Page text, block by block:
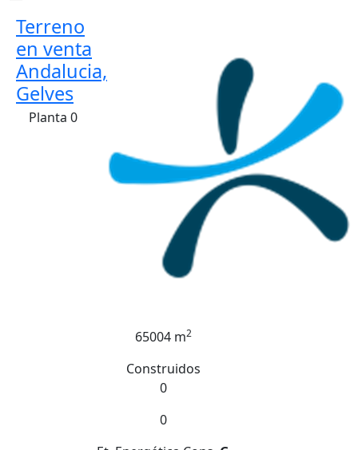
Terreno
en venta
Andalucia,
Gelves
Planta 0
65004 m2
Construidos
0
0